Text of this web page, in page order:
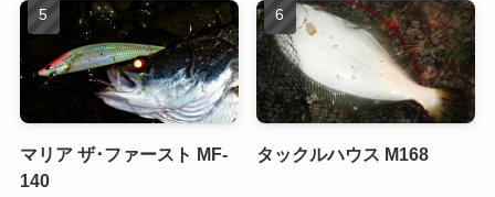
マリア ザ･ファースト MF-
140
タックルハウス M168